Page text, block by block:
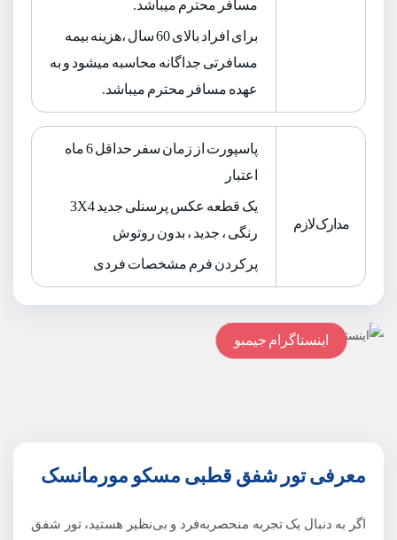
مسافر محترم میباشد.
برای افراد بالای 60 سال ،هزینه بیمه
مسافرتی جداگانه محاسبه میشود و به
عهده مسافر محترم میباشد.
مدارک لازم
پاسپورت از زمان سفر حداقل 6 ماه
اعتبار
یک قطعه عکس پرسنلی جدید 3X4
رنگی ، جدید ، بدون روتوش
پرکردن فرم مشخصات فردی
اینستاگرام جیمبو
معرفی تور شفق قطبی مسکو مورمانسک
اگر به دنبال یک تجربه منحصربه‌فرد و بی‌نظیر هستید، تور شفق